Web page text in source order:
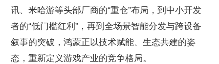
讯、米哈游等头部厂商的“重仓”布局，到中小开发
者的“低门槛红利”，再到全场景智能分发与跨设备
叙事的突破，鸿蒙正以技术赋能、生态共建的姿
态，重新定义游戏产业的竞争格局。